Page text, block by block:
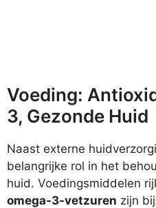
Voeding:
3, Gezonde Huid
Naast externe
belangrijke rol in het
huid. Voedingsmiddelen
omega-3-vetzuren zijn